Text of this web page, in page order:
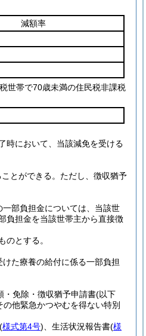
減額率
世帯で70歳未満の住民税非課税
時において、当該減免を受ける
とができる。 ただし、徴収猶予
部負担金については、当該世
負担金を当該世帯主から直接徴
とする。
た療養の給付に係る一部負担
・免除・徴収猶予申請書(以下
他緊急かつやむを得ない特別
(様式第4号) 、生活状況報告書(様